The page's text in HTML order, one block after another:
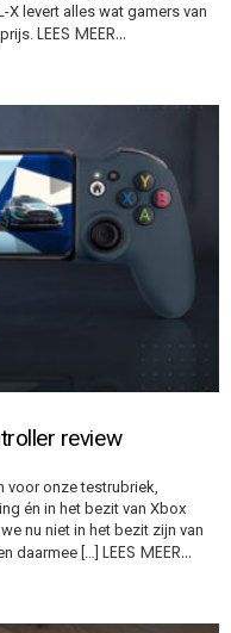
X levert alles wat gamers van
LEES MEER…
review
voor onze testrubriek,
én in het bezit van Xbox
nu niet in het bezit zijn van
daarmee […] LEES MEER…